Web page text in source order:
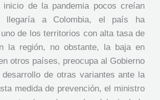
inicio de la pandemia pocos creían
llegaría a Colombia, el país ha
de los territorios con alta tasa de
la región, no obstante, la baja en
otros países, preocupa al Gobierno
de otras variantes ante la
medida de prevención, el ministro